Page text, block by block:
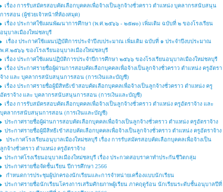
เรื่อง การรับสมัครสอบคัดเลือกบุคคลเพื่อจ้างเป็นลูกจ้างชั่วคราว ตำแหน่ง บุคลากรสนับสนุน
การสอน (ผู้ช่วยเจ้าหน้าที่ห้องสมุด)
เรื่อง ประกาศใช้แผนพัฒนาการศึกษา (พ.ศ.๒๕๖๖ - ๒๕๗๐) เพิ่มเติม ฉบับที่ ๒ ของโรงเรียน
อนุบาลเมืองใหม่ชลบุรี
เรื่อง ประกาศใช้แผนปฏิบัติการประจำปีงบประมาณ เพิ่มเติม ฉบับที่ ๑ ประจำปีงบประมาณ
พ.ศ.๒๕๖๖ ของโรงเรียนอนุบาลเมืองใหม่ชลบุรี
เรื่อง ประกาศใช้แผนปฏิบัติการประจำปีการศึกษา ๒๕๖๖ ของโรงเรียนอนุบาลเมืองใหม่ชลบุรี
เรื่อง ประกาศรายชื่อผู้ผ่านการสอบคัดเลือกบุคคลเพื่อจ้างเป็นลูกจ้างชั่วคราว ตําแหน่ง ครูอัตรา
จ้าง และ บุคลากรสนับสนุนการสอน (การเงินและบัญชี)
เรื่อง ประกาศรายชื่อผู้มีสิทธิเข้าสอบคัดเลือกบุคคลเพื่อจ้างเป็นลูกจ้างชั่วคราว ตำแหน่ง ครู
อัตราจ้าง และ บุคลากรสนับสนุนการสอน (การเงินและบัญชี)
เรื่อง การรับสมัครสอบคัดเลือกบุคคลเพื่อจ้างเป็นลูกจ้างชั่วคราว ตำแหน่ง ครูอัตราจ้าง และ
บุคลากรสนับสนุนการสอน (การเงินและบัญชี)
ประกาศรายชื่อผู้ผ่านการสอบคัดเลือกบุคคลเพื่อจ้างเป็นลูกจ้างชั่วคราว ตำแหน่ง ครูอัตราจ้าง
ประกาศรายชื่อผู้มีสิทธิเข้าสอบคัดเลือกบุคคลเพื่อจ้างเป็นลูกจ้างชั่วคราว ตำแหน่ง ครูอัตราจ้าง
ประกาศโรงเรียนอนุบาลเมืองใหม่ชลบุรี เรื่อง การรับสมัครสอบคัดเลือกบุคคลเพื่อจ้างเป็น
ลูกจ้างชั่วคราว ตำแหน่ง ครูอัตราจ้าง
ประกาศโรงเรียนอนุบาลเมืองใหม่ชลบุรี เรื่อง ประกวดสอบราคาทำประกันชีวิตกลุ่ม
ประกาศรายชื่อจัดชั้นเรียน ปีการศึกษา 2566
กำหนดการประชุมผู้ปกครองนักเรียนและการจำหน่ายเครื่องแบบนักเรียน
ประกาศรายชื่อนักเรียนโครงการเสริมศักยภาพผู้เรียน ภาคฤดูร้อน นักเรียนระดับชั้นอนุบาลปีที่